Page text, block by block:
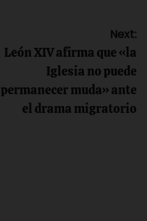
Next:
León XIV afirma que «la
Iglesia no puede
permanecer muda» ante
el drama migratorio